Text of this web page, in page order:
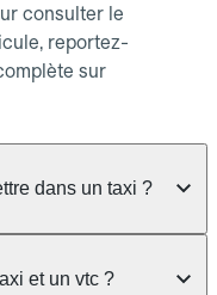
consulter le
reportez-
sur
dans un taxi ?
3 bagages
et un vtc ?